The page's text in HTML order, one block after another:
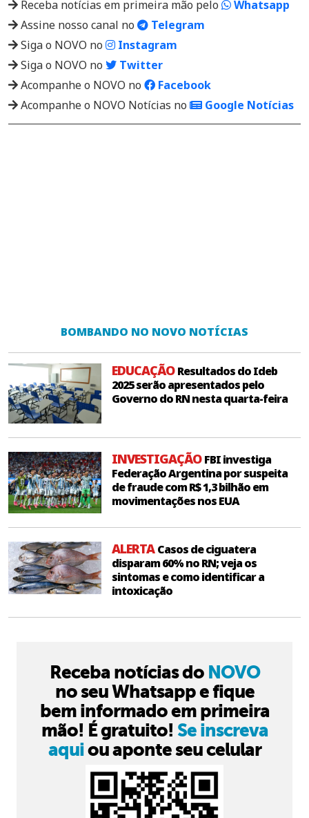
Receba notícias em primeira mão pelo
Whatsapp
Assine nosso canal no
Telegram
Siga o NOVO no
Instagram
Siga o NOVO no
Twitter
Acompanhe o NOVO no
Facebook
Acompanhe o NOVO Notícias no
Google Notícias
BOMBANDO NO NOVO NOTÍCIAS
EDUCAÇÃOResultados do Ideb
2025 serão apresentados pelo
Governo do RN nesta quarta-feira
INVESTIGAÇÃOFBI investiga
Federação Argentina por suspeita
de fraude com R$ 1,3 bilhão em
movimentações nos EUA
ALERTACasos de ciguatera
disparam 60% no RN; veja os
sintomas e como identificar a
intoxicação
Receba notícias do NOVO
no seu Whatsapp e fique
bem informado em primeira
mão! É gratuito! Se inscreva
aquiou aponte seu celular